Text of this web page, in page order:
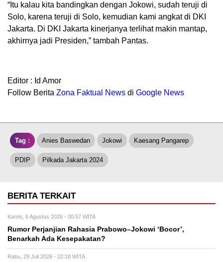
“Itu kalau kita bandingkan dengan Jokowi, sudah teruji di
Solo, karena teruji di Solo, kemudian kami angkat di DKI
Jakarta. Di DKI Jakarta kinerjanya terlihat makin mantap,
akhirnya jadi Presiden,” tambah Pantas.
Editor : Id Amor
Follow Berita Zona Faktual News di Google News
Tag : Anies Baswedan Jokowi Kaesang Pangarep
PDIP Pilkada Jakarta 2024
BERITA TERKAIT
Kamis, 6 Agustus 2026 - 00:57 WITA
Rumor Perjanjian Rahasia Prabowo–Jokowi ‘Bocor’,
Benarkah Ada Kesepakatan?
Rabu, 29 Juli 2026 - 22:18 WITA